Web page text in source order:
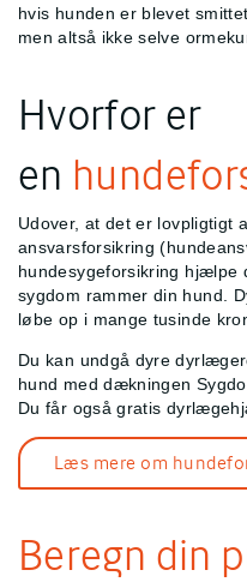
hvis hunden er blevet
men altså ikke selve
Hvorfor er
en
Udover, at det er lovpligtigt
ansvarsforsikring
hundesygeforsikring hjælpe
sygdom rammer din hund.
løbe op i mange tusinde
Du kan undgå dyre
hund med dækningen
Du får også gratis
Læs mere om
Beregn din